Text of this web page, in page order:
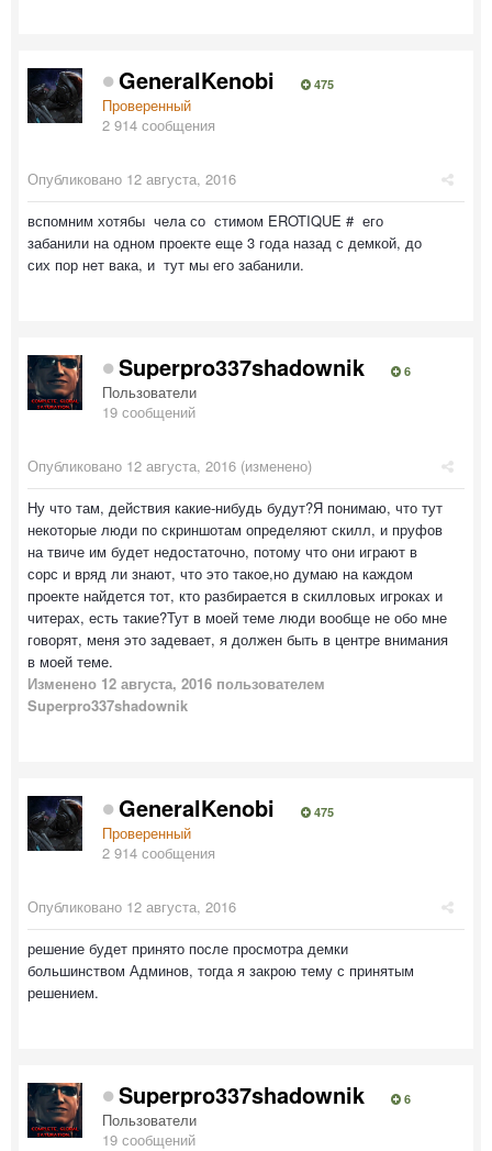
GeneralKenobi 475
Проверенный
2 914 сообщения
Опубликовано 12 августа, 2016
вспомним хотябы чела со стимом EROTIQUE # его
забанили на одном проекте еще 3 года назад с демкой, до
сих пор нет вака, и тут мы его забанили.
Superpro337shadownik 6
Пользователи
19 сообщений
Опубликовано 12 августа, 2016 (изменено)
Ну что там, действия какие-нибудь будут?Я понимаю, что тут
некоторые люди по скриншотам определяют скилл, и пруфов
на твиче им будет недостаточно, потому что они играют в
сорс и вряд ли знают, что это такое,но думаю на каждом
проекте найдется тот, кто разбирается в скилловых игроках и
читерах, есть такие?Тут в моей теме люди вообще не обо мне
говорят, меня это задевает, я должен быть в центре внимания
в моей теме.
Изменено 12 августа, 2016 пользователем
Superpro337shadownik
GeneralKenobi 475
Проверенный
2 914 сообщения
Опубликовано 12 августа, 2016
решение будет принято после просмотра демки
большинством Админов, тогда я закрою тему с принятым
решением.
Superpro337shadownik 6
Пользователи
19 сообщений